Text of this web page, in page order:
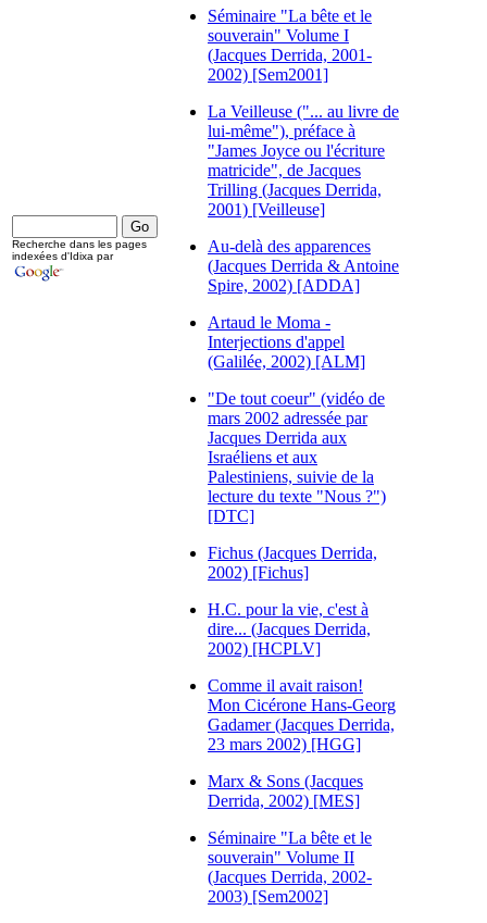
Séminaire "La bête et le
souverain" Volume I
(Jacques Derrida, 2001-
2002) [Sem2001]
La Veilleuse ("... au livre de
lui-même"), préface à
"James Joyce ou l'écriture
matricide", de Jacques
Trilling (Jacques Derrida,
2001) [Veilleuse]
Au-delà des apparences
(Jacques Derrida & Antoine
Spire, 2002) [ADDA]
Artaud le Moma -
Interjections d'appel
(Galilée, 2002) [ALM]
"De tout coeur" (vidéo de
mars 2002 adressée par
Jacques Derrida aux
Israéliens et aux
Palestiniens, suivie de la
lecture du texte "Nous ?")
[DTC]
Fichus (Jacques Derrida,
2002) [Fichus]
H.C. pour la vie, c'est à
dire... (Jacques Derrida,
2002) [HCPLV]
Comme il avait raison!
Mon Cicérone Hans-Georg
Gadamer (Jacques Derrida,
23 mars 2002) [HGG]
Marx & Sons (Jacques
Derrida, 2002) [MES]
Séminaire "La bête et le
souverain" Volume II
(Jacques Derrida, 2002-
2003) [Sem2002]
Recherche dans les pages
indexées d'Idixa par